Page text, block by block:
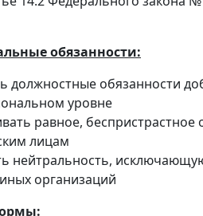
обязанности:
должностные обязанности
уровне
равное,
лицам
нейтральность,
организаций